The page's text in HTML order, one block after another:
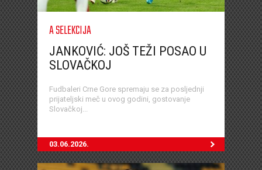
A SELEKCIJA
JANKOVIĆ: JOŠ TEŽI POSAO U
SLOVAČKOJ
Fudbaleri Crne Gore spremaju se za posljednji
prijateljski meč u ovog godini, gostovanje
Slovačkoj...
03.06.2026.